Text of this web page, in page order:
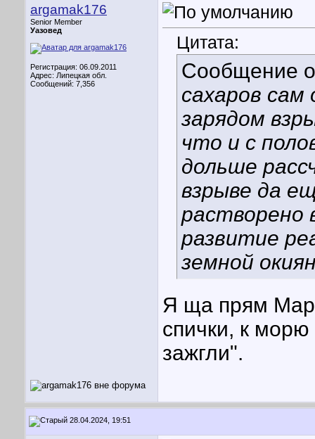
argamak176
Senior Member
Уазовед
Регистрация: 06.09.2011
Адрес: Липецкая обл.
Сообщений: 7,356
Цитата:
Сообщение
сахаров сам
зарядом
что и с
дольше
взрыве да
растворено
развитие
земной
Я ща прям
спички, к
зажгли".
28.04.2024, 19:51